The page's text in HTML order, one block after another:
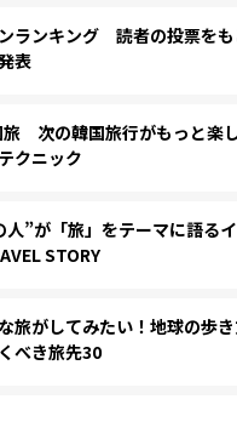
ランキング 読者の投票を
表
次の韓国旅行がもっと楽
クニック
人”が「旅」をテーマに語る
STORY
旅がしてみたい！地球の歩
べき旅先30